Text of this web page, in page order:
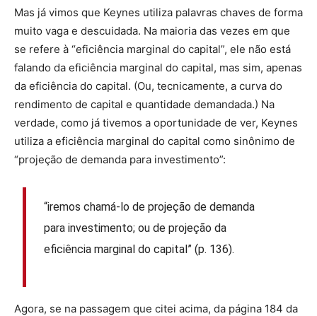
Mas já vimos que Keynes utiliza palavras chaves de forma
muito vaga e descuidada. Na maioria das vezes em que
se refere à “eficiência marginal do capital”, ele não está
falando da eficiência marginal do capital, mas sim, apenas
da eficiência do capital. (Ou, tecnicamente, a curva do
rendimento de capital e quantidade demandada.) Na
verdade, como já tivemos a oportunidade de ver, Keynes
utiliza a eficiência marginal do capital como sinônimo de
“projeção de demanda para investimento”:
“iremos chamá-lo de projeção de demanda
para investimento; ou de projeção da
eficiência marginal do capital” (p. 136).
Agora, se na passagem que citei acima, da página 184 da